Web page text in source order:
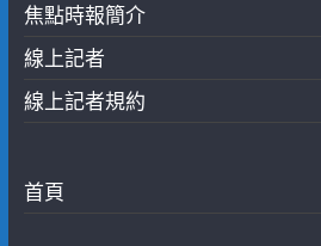
焦點時報簡介
線上記者
線上記者規約
首頁